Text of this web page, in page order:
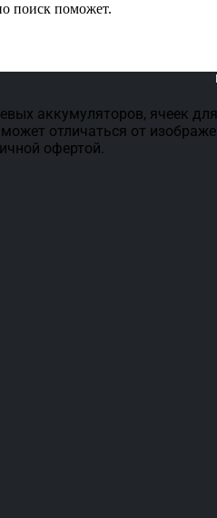
поиск поможет.
аккумуляторов, ячеек
отличаться от
офертой.